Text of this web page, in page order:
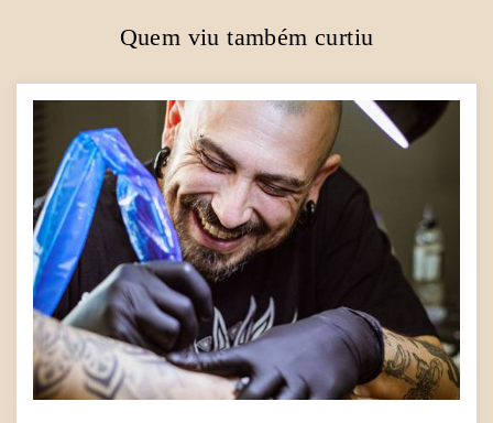
Quem viu também curtiu